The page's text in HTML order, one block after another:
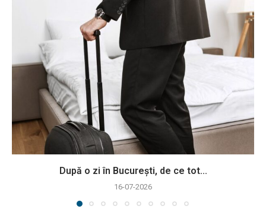
După o zi în București, de ce tot...
16-07-2026